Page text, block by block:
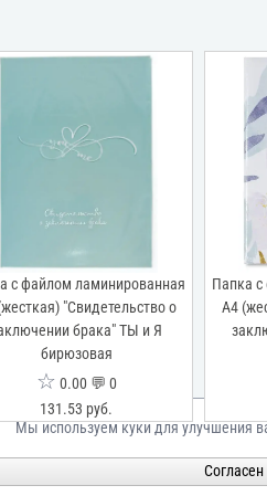
с файлом ламинированная
"Свидетельство о
брака" ТЫ и Я
бирюзовая
☆ 0.00 💬 0
131.53 руб.
Папка
А4
Мы используем куки для улучшения
Согласен